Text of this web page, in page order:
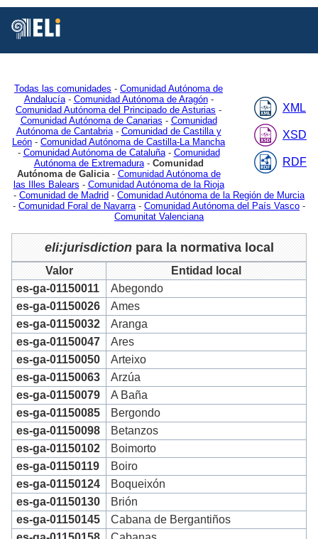
XML
XSD
RDF
Todas las comunidades - Comunidad Autónoma de
Andalucía- Comunidad Autónoma de Aragón-
Comunidad Autónoma del Principado de Asturias -
Comunidad Autónoma de Canarias - Comunidad
Autónoma de Cantabria- Comunidad de Castilla y
León - Comunidad Autónoma de Castilla-La Mancha
- Comunidad Autónoma de Cataluña- Comunidad
Autónoma de Extremadura- Comunidad
Autónoma de Galicia- Comunidad Autónoma de
las Illes Balears - Comunidad Autónoma de la Rioja
- Comunidad de Madrid - Comunidad Autónoma de la Región de Murcia
- Comunidad Foral de Navarra - Comunidad Autónoma del País Vasco -
Comunitat Valenciana
eli:jurisdictionpara la normativa local
Valor
Entidad local
es-ga-01150011
Abegondo
es-ga-01150026
Ames
es-ga-01150032
Aranga
es-ga-01150047
Ares
es-ga-01150050
Arteixo
es-ga-01150063
Arzúa
es-ga-01150079
A Baña
es-ga-01150085
Bergondo
es-ga-01150098
Betanzos
es-ga-01150102
Boimorto
es-ga-01150119
Boiro
es-ga-01150124
Boqueixón
es-ga-01150130
Brión
es-ga-01150145
Cabana de Bergantiños